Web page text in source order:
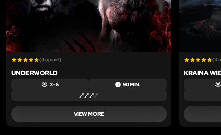
(4 opinie)
UNDERWORLD
3 – 6 90 MIN.
VIEW MORE
(3
KRAINA